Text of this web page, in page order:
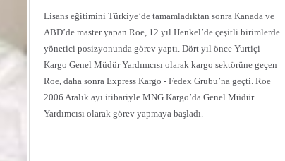
Lisans eğitimini Türkiye’de tamamladıktan sonra Kanada ve
ABD’de master yapan Roe, 12 yıl Henkel’de çeşitli birimlerde
yönetici posizyonunda görev yaptı. Dört yıl önce Yurtiçi
Kargo Genel Müdür Yardımcısı olarak kargo sektörüne geçen
Roe, daha sonra Express Kargo - Fedex Grubu’na geçti. Roe
2006 Aralık ayı itibariyle MNG Kargo’da Genel Müdür
Yardımcısı olarak görev yapmaya başladı.